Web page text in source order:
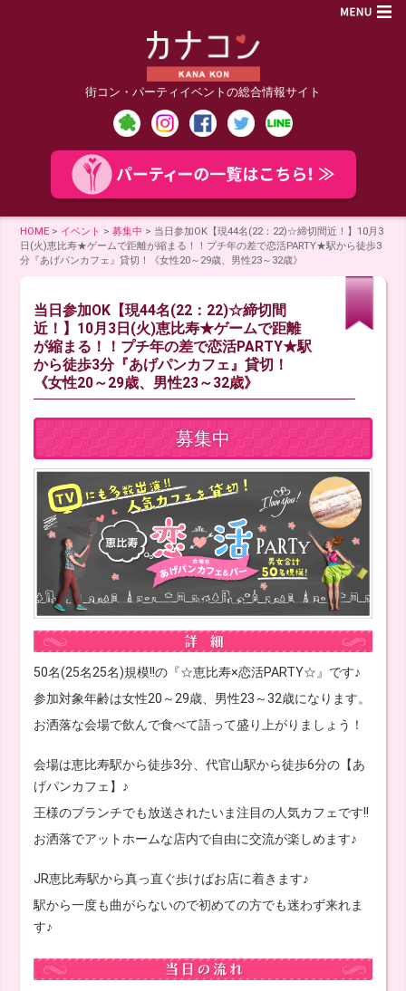
街コン・パーティイベントの総合情報サイト
HOME > イベント >募集中 > 当日参加OK【現44名(22：22)☆締切間近！】10月3
日(火)恵比寿★ゲームで距離が縮まる！！プチ年の差で恋活PARTY★駅から徒歩3
分『あげパンカフェ』貸切！《女性20～29歳、男性23～32歳》
当日参加OK【現44名(22：22)☆締切間
近！】10月3日(火)恵比寿★ゲームで距離
が縮まる！！プチ年の差で恋活PARTY★駅
から徒歩3分『あげパンカフェ』貸切！
《女性20～29歳、男性23～32歳》
募集中
50名(25名25名)規模!!の『☆恵比寿×恋活PARTY☆』です♪
参加対象年齢は女性20～29歳、男性23～32歳になります。
お洒落な会場で飲んで食べて語って盛り上がりましょう！
会場は恵比寿駅から徒歩3分、代官山駅から徒歩6分の【あ
げパンカフェ】♪
王様のブランチでも放送されたいま注目の人気カフェです!!
お洒落でアットホームな店内で自由に交流が楽しめます♪
JR恵比寿駅から真っ直ぐ歩けばお店に着きます♪
駅から一度も曲がらないので初めての方でも迷わず来れま
す♪